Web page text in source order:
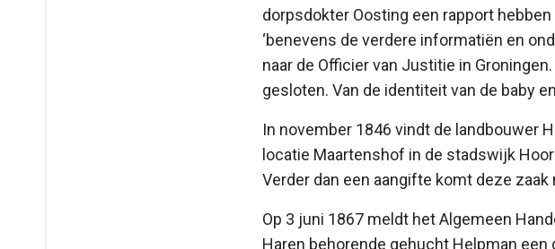
dorpsdokter Oosting een rapport
‘benevens de verdere informatiën en
naar de Officier van Justitie in
gesloten. Van de identiteit van de baby
In november 1846 vindt de landbouwer
locatie Maartenshof in de stadswijk
Verder dan een aangifte komt deze zaak
Op 3 juni 1867 meldt het Algemeen
Haren behorende gehucht Helpman